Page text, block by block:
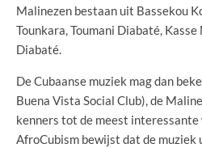
Malinezen bestaan uit Bassekou
Tounkara, Toumani Diabaté,
Diabaté.
De Cubaanse muziek mag dan
Buena Vista Social Club), de
kenners tot de meest interessante
AfroCubism bewijst dat de muziek